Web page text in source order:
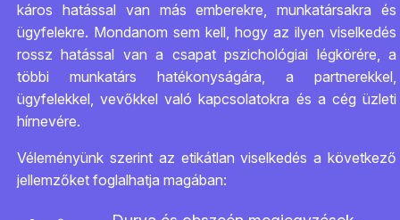
káros hatással van más emberekre, munkatársakra és
ügyfelekre. Mondanom sem kell, hogy az ilyen viselkedés
rossz hatással van a csapat pszichológiai légkörére, a
többi munkatárs hatékonyságára, a partnerekkel,
ügyfelekkel, vevőkkel való kapcsolatokra és a cég üzleti
hírnevére.
Véleményünk szerint az etikátlan viselkedés a következő
jellemzőket foglalhatja magában: